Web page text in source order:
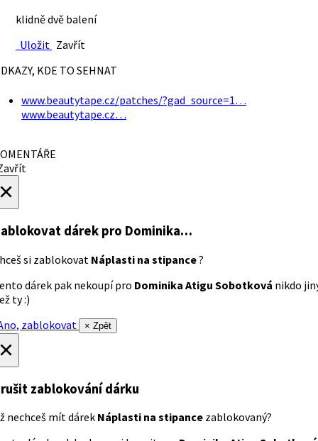
klidně dvě balení
Uložit Zavřít
KDE TO SEHNAT
www.beautytape.cz/patches/?gad_source=1…
www.beautytape.cz…
dárek pro Dominika…
si zablokovat Náplasti na stipance?
dárek pak nekoupí pro Dominika Atigu Sobotková nikdo
ty :)
zablokovat
× Zpět
zablokování dárku
nechceš mít dárek Náplasti na stipance zablokovaný?